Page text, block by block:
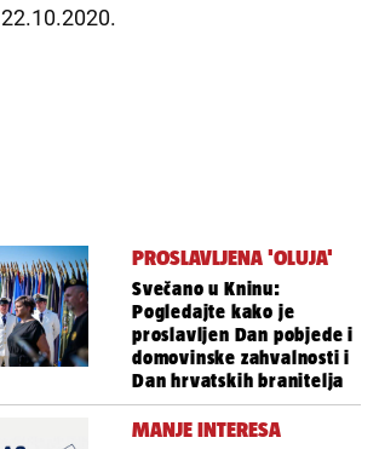
22.10.2020.
PROSLAVLJENA 'OLUJA'
Svečano u Kninu:
Pogledajte kako je
proslavljen Dan pobjede i
domovinske zahvalnosti i
Dan hrvatskih branitelja
MANJE INTERESA